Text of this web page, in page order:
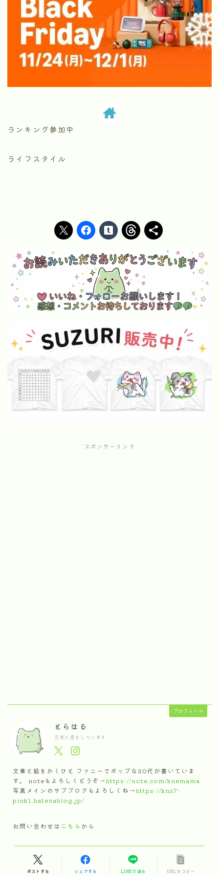
ランキング参加中
ライフスタイル
スポンサーリンク
プロフィール
とらはる
元気に息をしています
文章と絵をかくひと ファニーでポップな30代が書いていま
す。 noteもよろしくどうぞ→https://note.com/knemama
写真メインのサブブログもよろしくね→https://kns7-
pink1.hatenablog.jp/
お問い合わせは こちら から
ポストする シェアする LINEで送る URLをコピー